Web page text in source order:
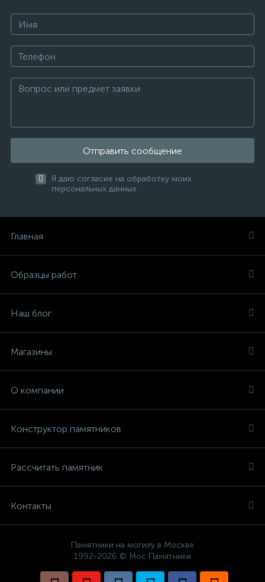
Отправить сообщение
Я даю согласие на обработку моих
персональных данных
Главная
Образцы работ
Наш блог
Магазины
О компании
Конструктор памятников
Рассчитать памятник
Контакты
Памятники на могилу в Москве
1992-2026 © Мос Памятники